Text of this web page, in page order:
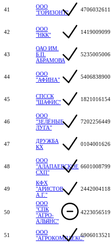
41
ООО
"ГОРИЗОНТ"
4706032611
42
ООО
"НКК"
1419009099
43
ОАО ИМ.
Б.П.
АБРАМОВА
5235005006
44
ООО
"АФИНА"
5406838900
45
СПССК
"ШАФИС"
1821016154
46
ООО
"ЗЕЛЁНЫЕ
ЛУГА"
7202256449
47
ДРУЖБА
КХ
0104001626
48
ООО
"АЛАПАЕВСКОЕ
СХП"
6601008799
49
КФХ
"АРИСТОВ
А.Г."
2442004118
50
ООО
"СПК
"АГРО-
АЛЬЯНС"
4223056519
51
ООО
"АГРОКОМПЛЕКС"6906013521